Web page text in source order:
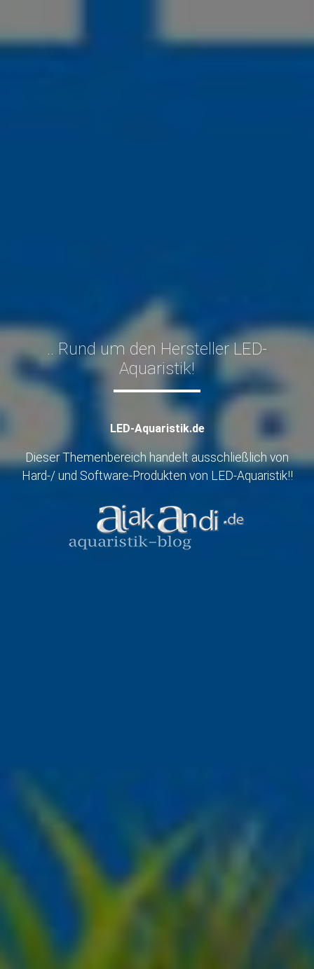
.. Rund um den Hersteller LED-
Aquaristik!
LED-Aquaristik.de
Dieser Themenbereich handelt ausschließlich von
Hard-/ und Software-Produkten von LED-Aquaristik!!